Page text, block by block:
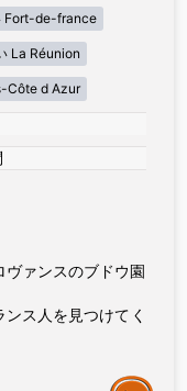
Fort-de-france
La Réunion
Côte d Azur
ァンスのブドウ園
ス人を見つけてく